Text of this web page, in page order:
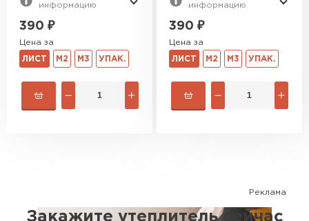
информацию
390 ₽
Цена за
ЛИСТ М2 М3 УПАК.
информацию
390 ₽
Цена за
ЛИСТ М2 М3 УПАК.
Реклама
Закажите утеплитель сейчас
Утеплитель Неман
ПЕРЕЙТИ
Сэндвич-панели